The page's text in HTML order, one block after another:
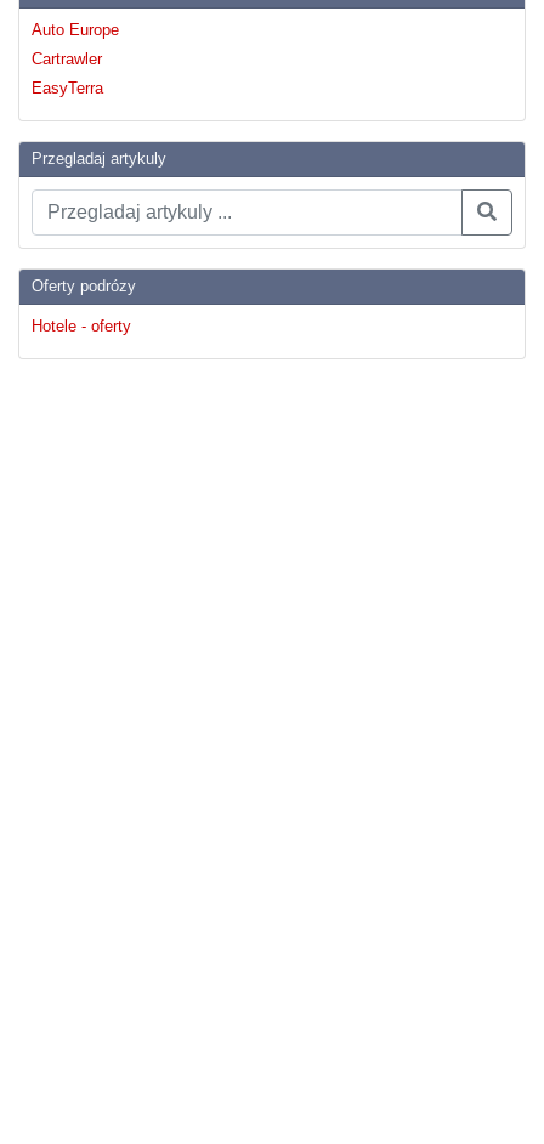
Auto Europe
Cartrawler
EasyTerra
Przegladaj artykuly
Oferty podrózy
Hotele - oferty